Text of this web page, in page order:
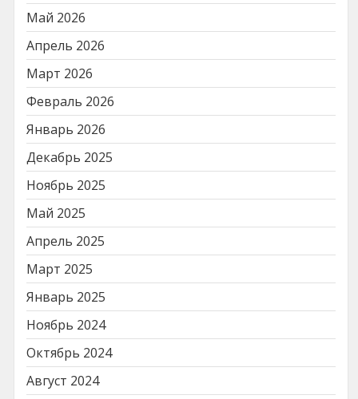
Май 2026
Апрель 2026
Март 2026
Февраль 2026
Январь 2026
Декабрь 2025
Ноябрь 2025
Май 2025
Апрель 2025
Март 2025
Январь 2025
Ноябрь 2024
Октябрь 2024
Август 2024